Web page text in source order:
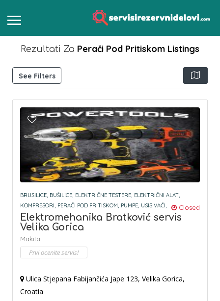
Rezultati Za Perači Pod Pritiskom Listings
See Filters
BRUSILICE, BUŠILICE, ELEKTRIČNE TESTERE, ELEKTRIČNI ALAT,
KOMPRESORI, PERAČI POD PRITISKOM, PUMPE, USISIVAČI, Closed
Elektromehanika Bratković servis
Velika Gorica
Makita
Prvi ocenite servis!
Ulica Stjepana Fabijančića Jape 123, Velika Gorica,
Croatia